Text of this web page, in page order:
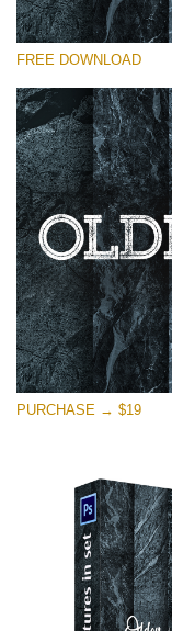
Small 800*533px
Olden Stone
(30 Textures)
Large 6000*4000px
Entire Collection
(1783 Overlays)
Large 6000*4000px
FREE DOWNLOAD
PURCHASE → $19